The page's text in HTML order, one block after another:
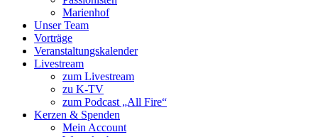
Marienhof
Unser Team
Vorträge
Veranstaltungskalender
Livestream
zum Livestream
zu K-TV
zum Podcast „All Fire“
Kerzen & Spenden
Mein Account